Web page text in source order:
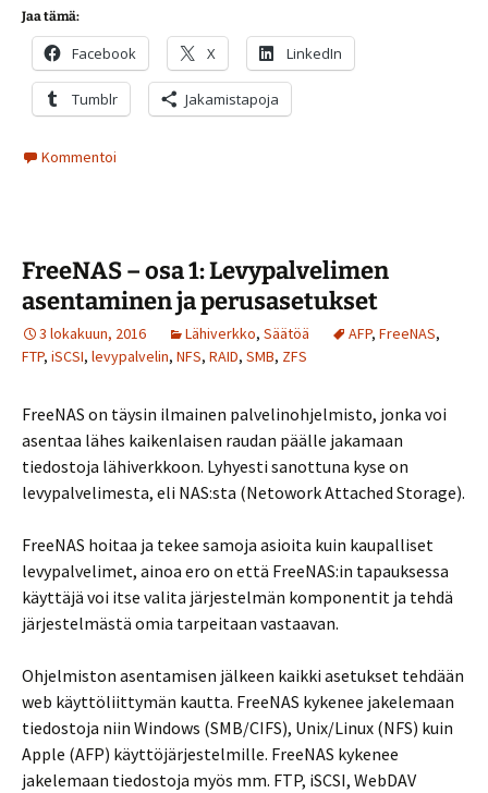
Jaa tämä:
Facebook X LinkedIn
Tumblr Jakamistapoja
Kommentoi
FreeNAS – osa 1: Levypalvelimen
asentaminen ja perusasetukset
3 lokakuun, 2016 Lähiverkko, Säätöä AFP, FreeNAS,
FTP, iSCSI, levypalvelin, NFS, RAID, SMB, ZFS
FreeNAS on täysin ilmainen palvelinohjelmisto, jonka voi
asentaa lähes kaikenlaisen raudan päälle jakamaan
tiedostoja lähiverkkoon. Lyhyesti sanottuna kyse on
levypalvelimesta, eli NAS:sta (Netowork Attached Storage).
FreeNAS hoitaa ja tekee samoja asioita kuin kaupalliset
levypalvelimet, ainoa ero on että FreeNAS:in tapauksessa
käyttäjä voi itse valita järjestelmän komponentit ja tehdä
järjestelmästä omia tarpeitaan vastaavan.
Ohjelmiston asentamisen jälkeen kaikki asetukset tehdään
web käyttöliittymän kautta. FreeNAS kykenee jakelemaan
tiedostoja niin Windows (SMB/CIFS), Unix/Linux (NFS) kuin
Apple (AFP) käyttöjärjestelmille. FreeNAS kykenee
jakelemaan tiedostoja myös mm. FTP, iSCSI, WebDAV